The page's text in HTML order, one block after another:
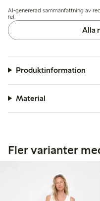
stretch och midjepassform.
AI-genererad sammanfattning av
fel.
Alla
Produktinformation
Material
Fler varianter